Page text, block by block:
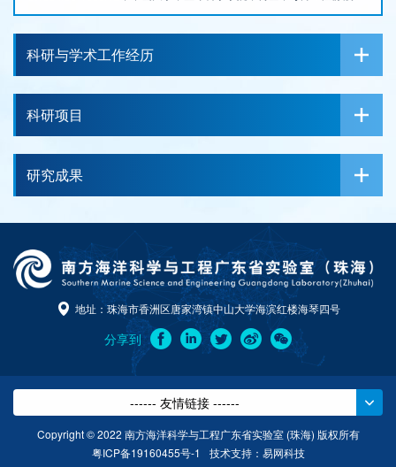
科研与学术工作经历
科研项目
研究成果
地址：珠海市香洲区唐家湾镇中山大学海滨红楼海琴四号
分享到
------ 友情链接 ------
Copyright © 2022 南方海洋科学与工程广东省实验室 (珠海) 版权所有
粤ICP备19160455号-1
技术支持： 易网科技